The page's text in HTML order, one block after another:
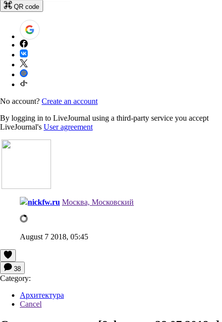
QR code
No account? Create an account
By logging in to LiveJournal using a third-party service you accept
LiveJournal's User agreement
nickfw.ru Москва, Московский
August 7 2018, 05:45
38
Category:
Архитектура
Cancel